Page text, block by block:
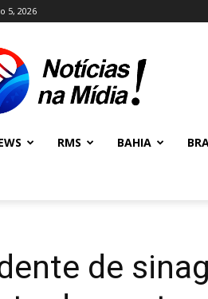
5, 2026
RMS BAHIA
de